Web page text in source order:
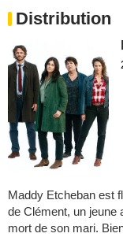
Distribution
Maddy Etcheban est
de Clément, un jeune
mort de son mari.